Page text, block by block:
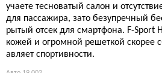
учаете тесноватый салон и
для пассажира, зато безупречный
рытый отсек для смартфона. F-Sport
кожей и огромной решеткой скорее
авляет спортивности.